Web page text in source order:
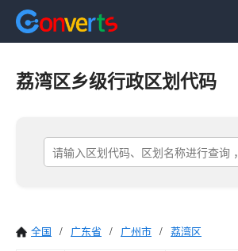
荔湾区乡级行政区划代码
全国 / 广东省 / 广州市 / 荔湾区